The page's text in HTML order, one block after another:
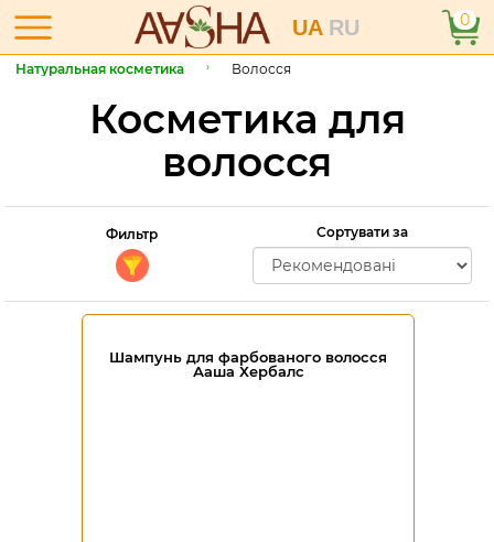
UA RU 0
Натуральная косметика Волосся
Косметика для
волосся
Фильтр Сортувати за
Шампунь для фарбованого волосся
Ааша Хербалс